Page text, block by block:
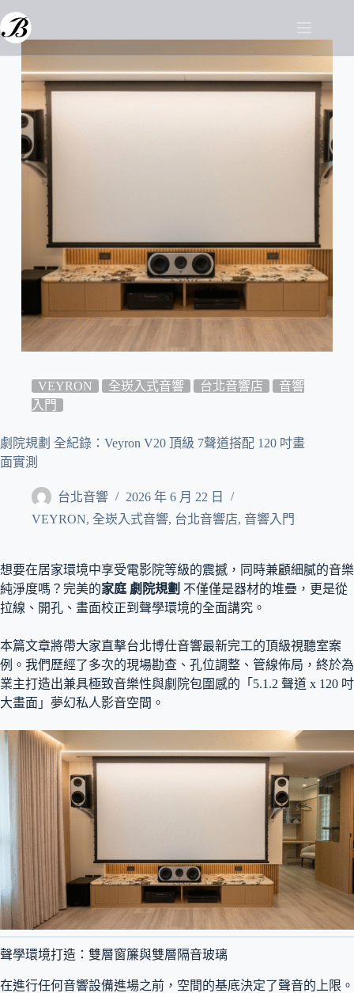
跳
至
VEYRON 全崁入式音響 台北音響店
音響
入門
劇院規劃 全紀錄：Veyron V20 頂級 7聲道搭配 120 吋畫
面實測
台北音響
2026 年 6 月 22 日
VEYRON, 全崁入式音響, 台北音響店, 音響入門
想要在居家環境中享受電影院等級的震撼，同時兼顧細膩的音樂
純淨度嗎？完美的家庭 劇院規劃 不僅僅是器材的堆疊，更是從
拉線、開孔、畫面校正到聲學環境的全面講究。
本篇文章將帶大家直擊台北博仕音響最新完工的頂級視聽室案
例。我們歷經了多次的現場勘查、孔位調整、管線佈局，終於為
業主打造出兼具極致音樂性與劇院包圍感的「5.1.2 聲道 x 120 吋
大畫面」夢幻私人影音空間。
聲學環境打造：雙層窗簾與雙層隔音玻璃
在進行任何音響設備進場之前，空間的基底決定了聲音的上限。